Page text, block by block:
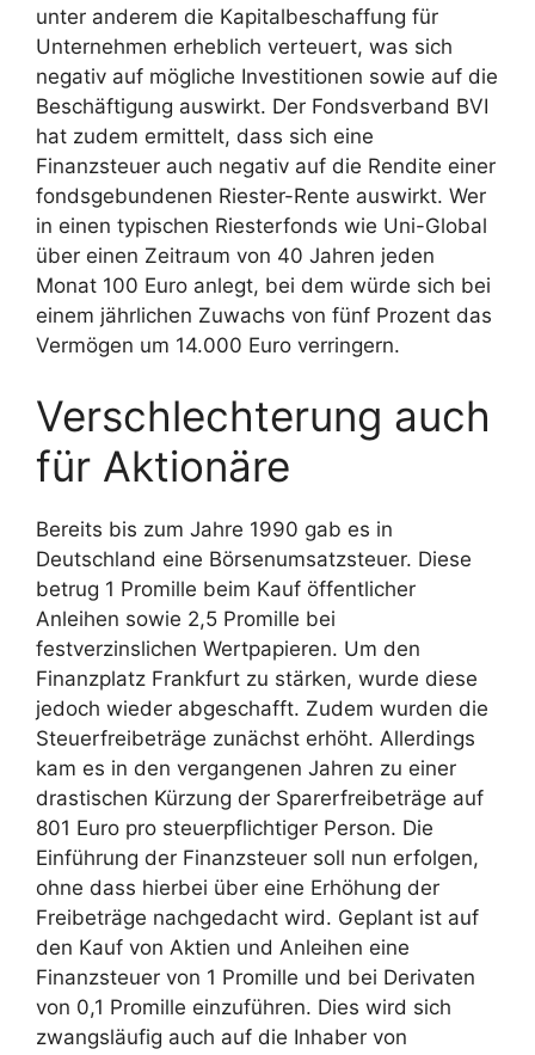
unter anderem die Kapitalbeschaffung für
Unternehmen erheblich verteuert, was sich
negativ auf mögliche Investitionen sowie auf die
Beschäftigung auswirkt. Der Fondsverband BVI
hat zudem ermittelt, dass sich eine
Finanzsteuer auch negativ auf die Rendite einer
fondsgebundenen Riester-Rente auswirkt. Wer
in einen typischen Riesterfonds wie Uni-Global
über einen Zeitraum von 40 Jahren jeden
Monat 100 Euro anlegt, bei dem würde sich bei
einem jährlichen Zuwachs von fünf Prozent das
Vermögen um 14.000 Euro verringern.
Verschlechterung auch
für Aktionäre
Bereits bis zum Jahre 1990 gab es in
Deutschland eine Börsenumsatzsteuer. Diese
betrug 1 Promille beim Kauf öffentlicher
Anleihen sowie 2,5 Promille bei
festverzinslichen Wertpapieren. Um den
Finanzplatz Frankfurt zu stärken, wurde diese
jedoch wieder abgeschafft. Zudem wurden die
Steuerfreibeträge zunächst erhöht. Allerdings
kam es in den vergangenen Jahren zu einer
drastischen Kürzung der Sparerfreibeträge auf
801 Euro pro steuerpflichtiger Person. Die
Einführung der Finanzsteuer soll nun erfolgen,
ohne dass hierbei über eine Erhöhung der
Freibeträge nachgedacht wird. Geplant ist auf
den Kauf von Aktien und Anleihen eine
Finanzsteuer von 1 Promille und bei Derivaten
von 0,1 Promille einzuführen. Dies wird sich
zwangsläufig auch auf die Inhaber von